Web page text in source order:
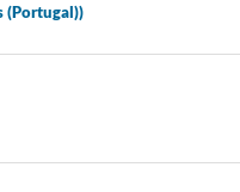
(Portugal))